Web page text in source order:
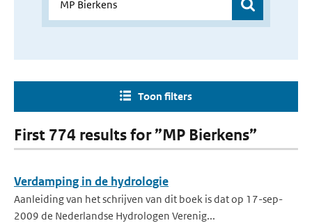
Toon filters
First 774 results for ”MP Bierkens”
Verdamping in de hydrologie
Aanleiding van het schrijven van dit boek is dat op 17-sep-
2009 de Nederlandse Hydrologen Verenig...